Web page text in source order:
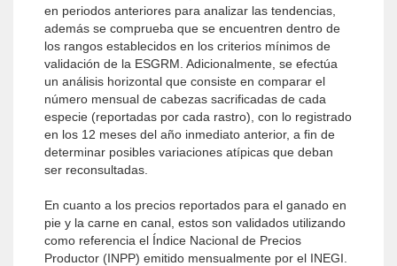
en periodos anteriores para analizar las tendencias,
además se comprueba que se encuentren dentro de
los rangos establecidos en los criterios mínimos de
validación de la ESGRM. Adicionalmente, se efectúa
un análisis horizontal que consiste en comparar el
número mensual de cabezas sacrificadas de cada
especie (reportadas por cada rastro), con lo registrado
en los 12 meses del año inmediato anterior, a fin de
determinar posibles variaciones atípicas que deban
ser reconsultadas.
En cuanto a los precios reportados para el ganado en
pie y la carne en canal, estos son validados utilizando
como referencia el Índice Nacional de Precios
Productor (INPP) emitido mensualmente por el INEGI.